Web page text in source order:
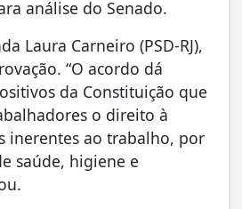
análise do Senado.
Laura Carneiro (PSD-RJ),
“O acordo dá
da Constituição que
o direito à
inerentes ao trabalho, por
saúde, higiene e